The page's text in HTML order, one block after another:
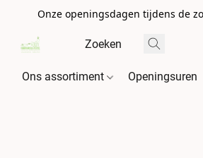
Onze openingsdagen tijdens de
Ons assortiment Openingsuren